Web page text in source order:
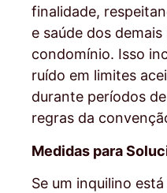
finalidade,
e saúde dos
condomínio. Isso
ruído em limites
durante períodos
regras da
Medidas para
Se um inquilino